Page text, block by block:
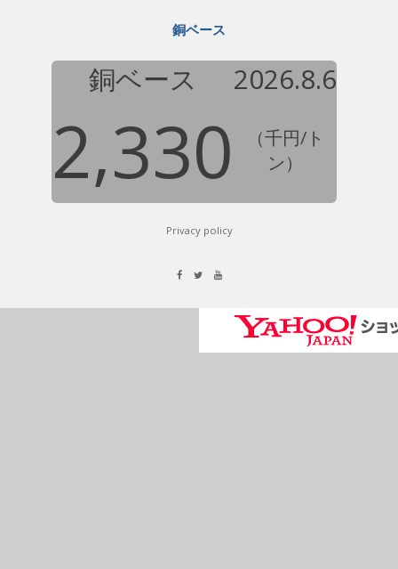
銅ベース
銅ベース 2026.8.6
2,330
（千円/ト
ン）
Privacy policy